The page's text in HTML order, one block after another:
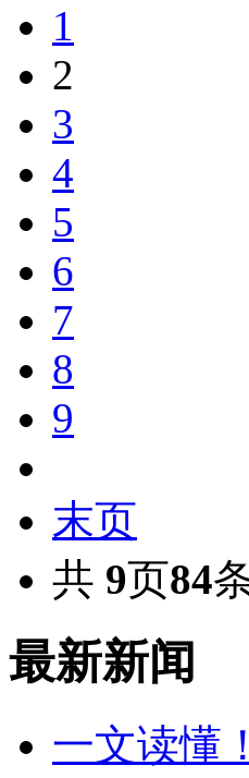
1
2
3
4
5
6
7
8
9
末页
共 9页84
最新新闻
一文读懂